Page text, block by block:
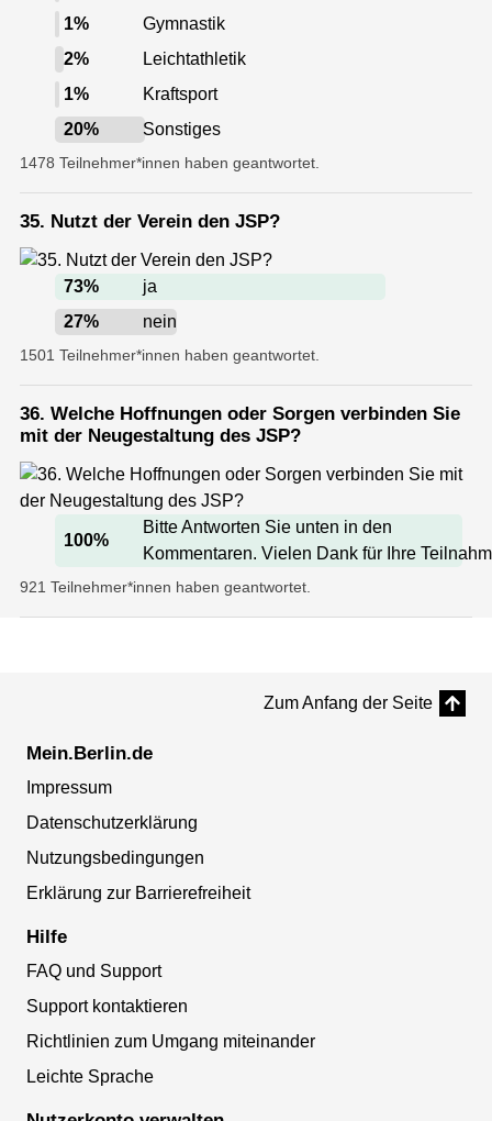
1%
Gymnastik
2%
Leichtathletik
1%
Kraftsport
20% Sonstiges
1478 Teilnehmer*innen haben geantwortet.
35. Nutzt der Verein den JSP?
73%
ja
27% nein
1501 Teilnehmer*innen haben geantwortet.
36. Welche Hoffnungen oder Sorgen verbinden Sie
mit der Neugestaltung des JSP?
100%
Bitte Antworten Sie unten in den
Kommentaren. Vielen Dank für Ihre
921 Teilnehmer*innen haben geantwortet.
Zum Anfang der Seite
Mein.Berlin.de
Impressum
Datenschutzerklärung
Nutzungsbedingungen
Erklärung zur Barrierefreiheit
Hilfe
FAQ und Support
Support kontaktieren
Richtlinien zum Umgang miteinander
Leichte Sprache